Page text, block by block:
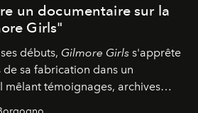
un documentaire sur la
Girls"
débuts, Gilmore Girls s'apprête
sa fabrication dans un
témoignages, archives
les coulisses d'un phénomène